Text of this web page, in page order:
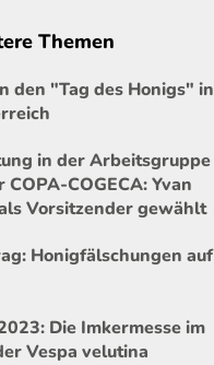
Themen
den "Tag des Honigs" in
in der Arbeitsgruppe
COPA-COGECA: Yvan
Vorsitzender gewählt
Honigfälschungen auf
Die Imkermesse im
Vespa velutina